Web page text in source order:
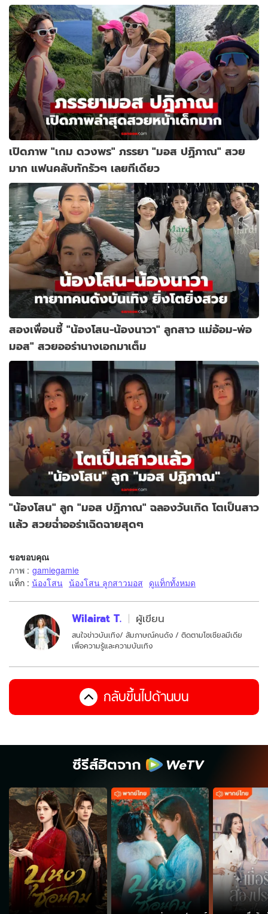
เปิดภาพ "เกม ดวงพร" ภรรยา "มอส ปฏิภาณ" สวย
มาก แฟนคลับทักรัวๆ เลยทีเดียว
สองเพื่อนซี้ "น้องโสน-น้องนาวา" ลูกสาว แม่อ้อม-พ่อ
มอส" สวยออร่านางเอกมาเต็ม
"น้องโสน" ลูก "มอส ปฏิภาณ" ฉลองวันเกิด โตเป็นสาว
แล้ว สวยฉ่ำออร่าเฉิดฉายสุดๆ
ขอขอบคุณ
ภาพ : gamiegamie
แท็ก : น้องโสน น้องโสน ลูกสาวมอส ดูแท็กทั้งหมด
Wilairat T. ผู้เขียน
สนใจข่าวบันเทิง/ สัมภาษณ์คนดัง / ติดตามโซเชียลมีเดีย
เพื่อความรู้และความบันเทิง
กลับขึ้นไปด้านบน
ซีรีส์ฮิตจาก